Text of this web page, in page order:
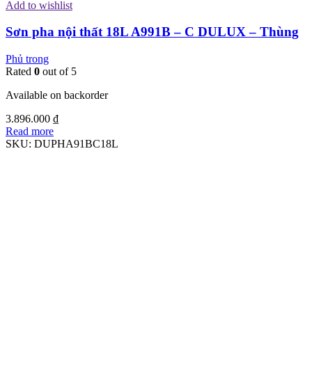
Add to wishlist
Sơn pha nội thất 18L A991B – C DULUX – Thùng
Phủ trong
Rated 0 out of 5
Available on backorder
3.896.000 ₫
Read more
SKU: DUPHA91BC18L